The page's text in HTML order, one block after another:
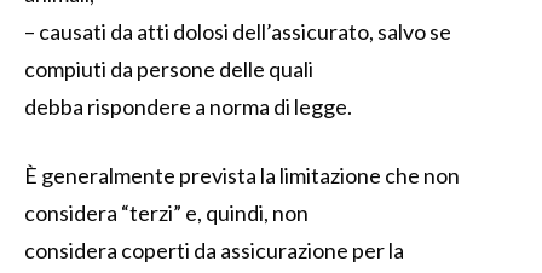
– causati da atti dolosi dell’assicurato, salvo se
compiuti da persone delle quali
debba rispondere a norma di legge.
È generalmente prevista la limitazione che non
considera “terzi” e, quindi, non
considera coperti da assicurazione per la